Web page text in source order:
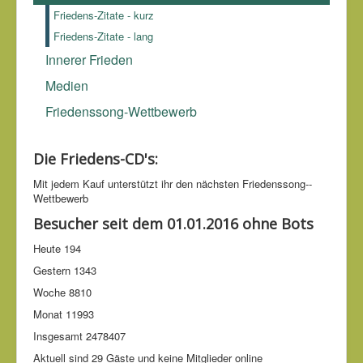
Friedens-Zitate - kurz
Friedens-Zitate - lang
Innerer Frieden
Medien
Friedenssong-Wettbewerb
Die Friedens-CD's:
Mit jedem Kauf unter­stützt ihr den nächsten Friedens­song-­
Wettbe­werb
Besucher seit dem 01.01.2016 ohne Bots
Heute 194
Gestern 1343
Woche 8810
Monat 11993
Insgesamt 2478407
Aktuell sind 29 Gäste und keine Mitglieder online